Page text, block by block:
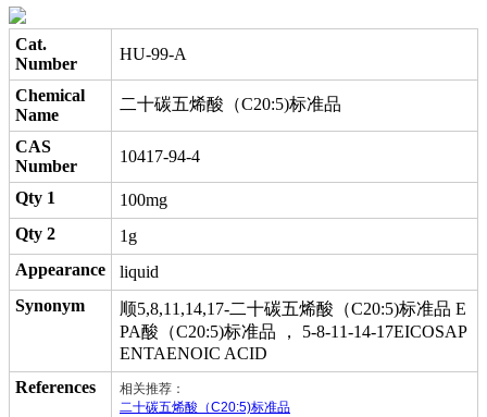
Cat.
Number
HU-99-A
Chemical
Name
二十碳五烯酸（C20:5)标准品
CAS
Number
10417-94-4
Qty 1
100mg
Qty 2
1g
Appearance
liquid
Synonym
顺5,8,11,14,17-二十碳五烯酸（C20:5)标准品 E
PA酸（C20:5)标准品 ， 5-8-11-14-17EICOSAP
ENTAENOIC ACID
References
相关推荐：
二十碳五烯酸（C20:5)标准品